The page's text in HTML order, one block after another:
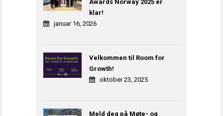
Awards Norway 2025 er
klar!
januar 16, 2026
Velkommen til Room for
Growth!
oktober 23, 2025
Meld deg på Møte- og